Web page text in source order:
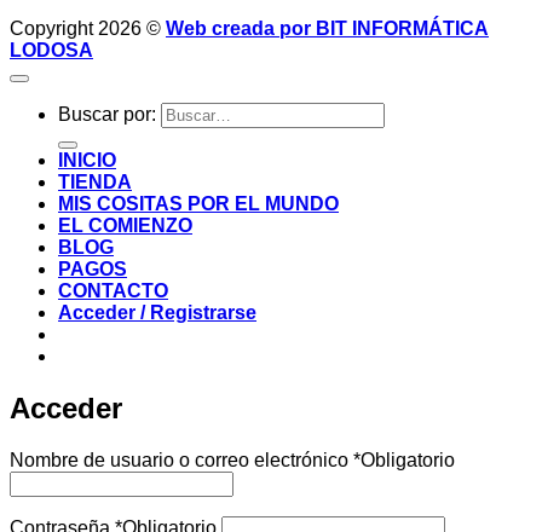
Copyright 2026 © Web creada por BIT INFORMÁTICA
LODOSA
Buscar por:
INICIO
TIENDA
MIS COSITAS POR EL MUNDO
EL COMIENZO
BLOG
PAGOS
CONTACTO
Acceder / Registrarse
Acceder
Nombre de usuario o correo electrónico *Obligatorio